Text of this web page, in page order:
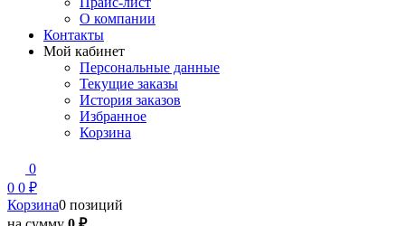
О компании
Контакты
Мой кабинет
Персональные данные
Текущие заказы
История заказов
Избранное
Корзина
0
0 0 ₽
Корзина0 позиций